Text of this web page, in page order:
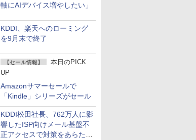
軸にAIデバイス増やしたい」
KDDI、楽天へのローミング
を9月末で終了
【セール情報】
本日のPICK
UP
Amazonサマーセールで
「Kindle」シリーズがセール
KDDI松田社長、762万人に影
響したISP向けメール基盤不
正アクセスで対策をあらため